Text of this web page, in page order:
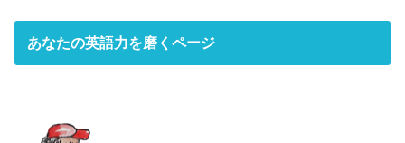
あなたの英語力を磨くページ